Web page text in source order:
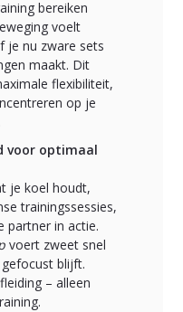
bereiken
voelt
je nu zware sets
maakt. Dit
flexibiliteit,
op je
voor optimaal
je koel houdt,
trainingssessies,
partner in actie.
voert zweet snel
blijft.
– alleen